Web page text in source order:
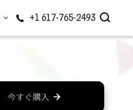
+1 617-765-2493